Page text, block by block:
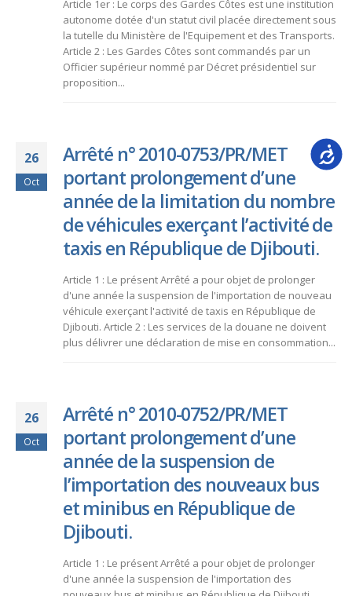
Article 1er : Le corps des Gardes Côtes est une institution
autonome dotée d'un statut civil placée directement sous
la tutelle du Ministère de l'Equipement et des Transports.
Article 2 : Les Gardes Côtes sont commandés par un
Officier supérieur nommé par Décret présidentiel sur
proposition...
26
Oct
Arrêté n° 2010-0753/PR/MET
portant prolongement d’une
année de la limitation du nombre
de véhicules exerçant l’activité de
taxis en République de Djibouti.
Article 1 : Le présent Arrêté a pour objet de prolonger
d'une année la suspension de l'importation de nouveau
véhicule exerçant l'activité de taxis en République de
Djibouti. Article 2 : Les services de la douane ne doivent
plus délivrer une déclaration de mise en consommation...
26
Oct
Arrêté n° 2010-0752/PR/MET
portant prolongement d’une
année de la suspension de
l’importation des nouveaux bus
et minibus en République de
Djibouti.
Article 1 : Le présent Arrêté a pour objet de prolonger
d'une année la suspension de l'importation des